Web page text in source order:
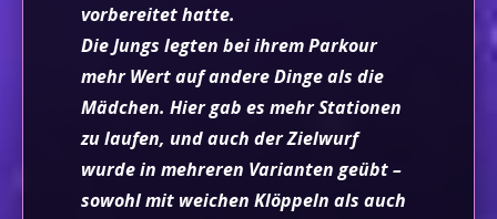
vorbereitet hatte.
Die Jungs legten bei ihrem Parkour
mehr Wert auf andere Dinge als die
Mädchen. Hier gab es mehr Stationen
zu laufen, und auch der Zielwurf
wurde in mehreren Varianten geübt –
sowohl mit weichen Klöppeln als auch